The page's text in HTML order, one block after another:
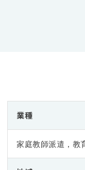
業種
家庭教師派遣，教